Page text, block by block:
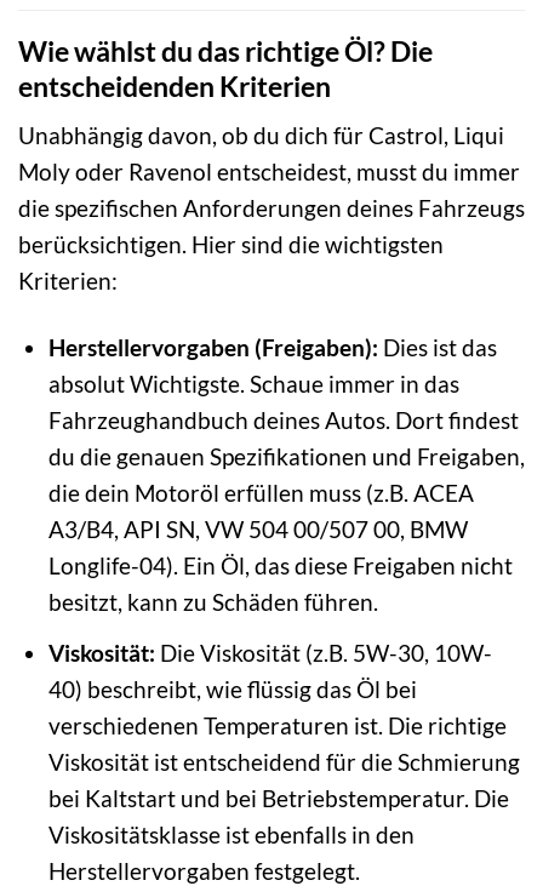
Wie wählst du das richtige Öl? Die
entscheidenden Kriterien
Unabhängig davon, ob du dich für Castrol, Liqui
Moly oder Ravenol entscheidest, musst du immer
die spezifischen Anforderungen deines Fahrzeugs
berücksichtigen. Hier sind die wichtigsten
Kriterien:
Herstellervorgaben (Freigaben): Dies ist das
absolut Wichtigste. Schaue immer in das
Fahrzeughandbuch deines Autos. Dort findest
du die genauen Spezifikationen und Freigaben,
die dein Motoröl erfüllen muss (z.B. ACEA
A3/B4, API SN, VW 504 00/507 00, BMW
Longlife-04). Ein Öl, das diese Freigaben nicht
besitzt, kann zu Schäden führen.
Viskosität: Die Viskosität (z.B. 5W-30, 10W-
40) beschreibt, wie flüssig das Öl bei
verschiedenen Temperaturen ist. Die richtige
Viskosität ist entscheidend für die Schmierung
bei Kaltstart und bei Betriebstemperatur. Die
Viskositätsklasse ist ebenfalls in den
Herstellervorgaben festgelegt.